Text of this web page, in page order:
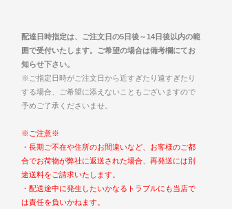
配達日時指定は、ご注文日の5日後～14日後以内の範
囲で受付いたします。ご希望の場合は備考欄にてお
知らせ下さい。
※ご指定日時がご注文日から近すぎたり遠すぎたり
する場合、ご希望に添えないこともございますので
予めご了承くださいませ。
※ご注意※
・長期ご不在や住所のお間違いなど、お客様のご都
合でお荷物が弊社に返送された場合、再発送には別
途送料をご請求いたします。
・配送途中に発生したいかなるトラブルにも当店で
は責任を負いかねます。